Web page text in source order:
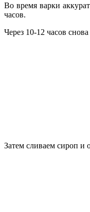
Во время варки
часов.
Через 10-12 часов
Затем сливаем сироп и